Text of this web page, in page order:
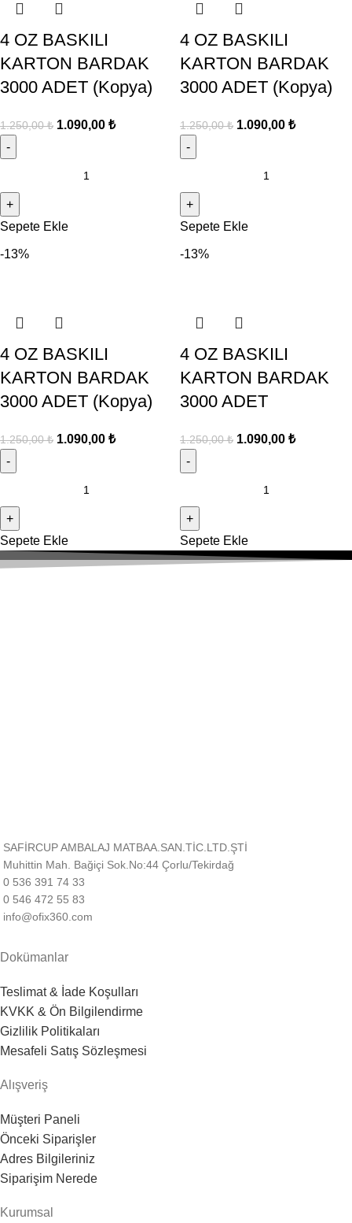
4 OZ BASKILI
KARTON BARDAK
3000 ADET (Kopya)
1.250,00₺ 1.090,00 ₺
Sepete Ekle
4 OZ BASKILI
KARTON BARDAK
3000 ADET (Kopya)
1.250,00₺ 1.090,00 ₺
Sepete Ekle
-13%
4 OZ BASKILI
KARTON BARDAK
3000 ADET (Kopya)
1.250,00₺ 1.090,00 ₺
Sepete Ekle
-13%
4 OZ BASKILI
KARTON BARDAK
3000 ADET
1.250,00₺ 1.090,00 ₺
Sepete Ekle
SAFİRCUP AMBALAJ MATBAA.SAN.TİC.LTD.ŞTİ
Muhittin Mah. Bağiçi Sok.No:44 Çorlu/Tekirdağ
0 536 391 74 33
0 546 472 55 83
info@ofix360.com
Dokümanlar
Teslimat & İade Koşulları
KVKK & Ön Bilgilendirme
Gizlilik Politikaları
Mesafeli Satış Sözleşmesi
Alışveriş
Müşteri Paneli
Önceki Siparişler
Adres Bilgileriniz
Siparişim Nerede
Kurumsal